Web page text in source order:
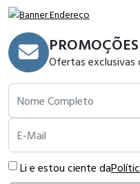
Ofertas exclusivas
Nome Completo
E-Mail
Li e estou ciente da